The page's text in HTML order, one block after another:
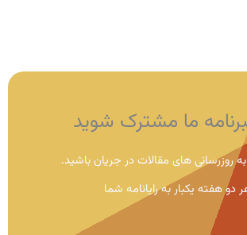
ما مشترک شوید
روزرسانی های مقالات در جریان باشید.
دو هفته یکبار به رایانامه شما